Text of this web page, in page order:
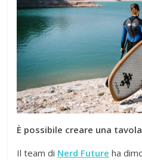
È possibile creare una
Il team di Nerd Future ha